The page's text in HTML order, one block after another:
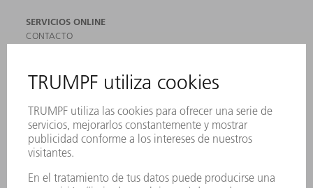
SERVICIOS ONLINE
CONTACTO
REGISTRO PARA EL BOLETÍN INFORMATIVO
MYTRUMPF
FICHAS TÉCNICAS DE SEGURIDAD
PRODUCTOS
MÁQUINAS Y SISTEMAS
LÁSER
HERRAMIENTAS PORTÁTILES